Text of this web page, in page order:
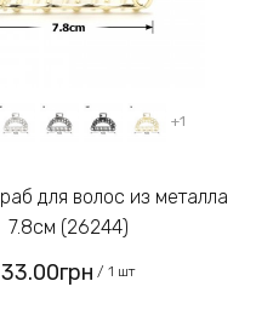
+1
7.8см (26244)
33.00грн / 1 шт